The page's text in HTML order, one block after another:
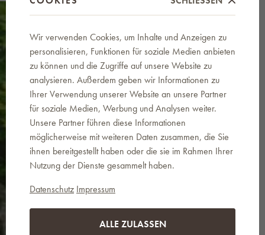
News an Ihre E-Mail
Indem Sie Ihre E-Mail-Adresse eingeben,
werden Sie über Neuigkeiten und
Sonderangebote informiert. Es handelt sich
um geschäftliche Mitteilungen zu den auf der
Website www.landema.de angebotenen
Produkten. Sie können unseren
unternehmenseigenen Newsletter jederzeit
mit einem Klick auf den entsprechenden Link
in den zugestellten E-Mails oder unter
info@landema.de abbestellen.
Wir verwenden Cookies, um Inhalte und Anzeigen zu
personalisieren, Funktionen für soziale Medien anbieten
zu können und die Zugriffe auf unsere Website zu
analysieren. Außerdem geben wir Informationen zu
Ihrer Verwendung unserer Website an unsere Partner
für soziale Medien, Werbung und Analysen weiter.
Unsere Partner führen diese Informationen
möglicherweise mit weiteren Daten zusammen, die Sie
ihnen bereitgestellt haben oder die sie im Rahmen Ihrer
Nutzung der Dienste gesammelt haben.
Datenschutz Impressum
ALLE ZULASSEN